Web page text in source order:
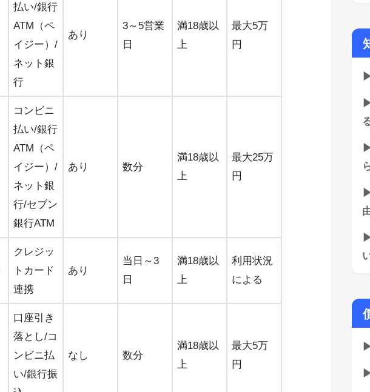
払い/銀行
ATM（ペ
イジー）/
ネット銀
行
あり
3～5営業
日
満18歳以
上
最大5万
円
コンビニ
払い/銀行
ATM（ペ
イジー）/
ネット銀
行/セブン
銀行ATM
あり 数分
満18歳以
上
最大25万
円
クレジッ
トカード
連携
あり
当日～3
日
満18歳以
上
利用状況
による
口座引き
落とし/コ
ンビニ払
い/銀行振
なし 数分
満18歳以
上
最大5万
円